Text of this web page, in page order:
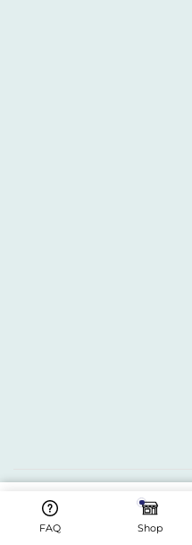
Shop
FAQ
Connect Solutions